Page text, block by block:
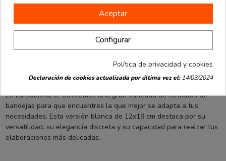
Su diseño rectangular facilita la colocación ordenada de los
alimentos y su transporte con seguridad. El acabado liso permite,
además, combinarla con blondas o cápsulas para reforzar el
atractivo visual de cada preparación.
práctico para el día a día, ocupando poco espacio de
almacenamiento y agilizando el montaje de bandejas.
En La Bolsera, te ofrecemos una gran variedad de formatos de
bandejas para que encuentres la que mejor se adapta a tus
necesidades. Esta versión blanca de 12x19 cm destaca por su
versatilidad, su elegancia discreta y su capacidad para realzar tus
elaboraciones más delicadas.
Aceptar
Configurar
Política de privacidad y cookies
Declaración de cookies actualizada por última vez el:14/03/2024